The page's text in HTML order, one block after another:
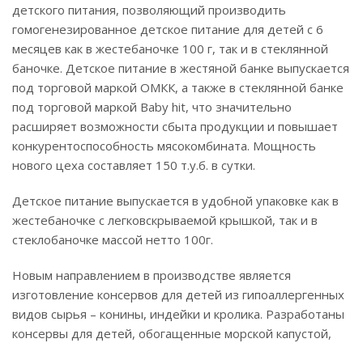
детского питания, позволяющий производить
гомогенезированное детское питание для детей с 6
месяцев как в жестебаночке 100 г, так и в стеклянной
баночке. Детское питание в жестяной банке выпускается
под торговой маркой ОМКК, а также в стеклянной банке
под торговой маркой Baby hit, что значительно
расширяет возможности сбыта продукции и повышает
конкурентоспособность мясокомбината. Мощность
нового цеха составляет 150 т.у.б. в сутки.
Детское питание выпускается в удобной упаковке как в
жестебаночке с легковскрываемой крышкой, так и в
стеклобаночке массой нетто 100г.
Новым направлением в производстве является
изготовление консервов для детей из гипоаллергенных
видов сырья – конины, индейки и кролика. Разработаны
консервы для детей, обогащенные морской капустой,